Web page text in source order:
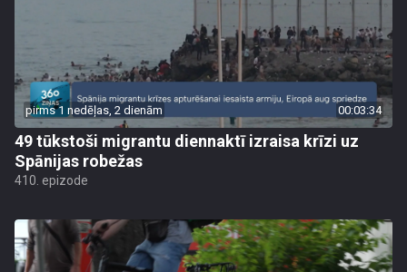
pirms 1 nedēļas, 2 dienām 00:03:34
49 tūkstoši migrantu diennaktī izraisa krīzi uz
Spānijas robežas
410. epizode